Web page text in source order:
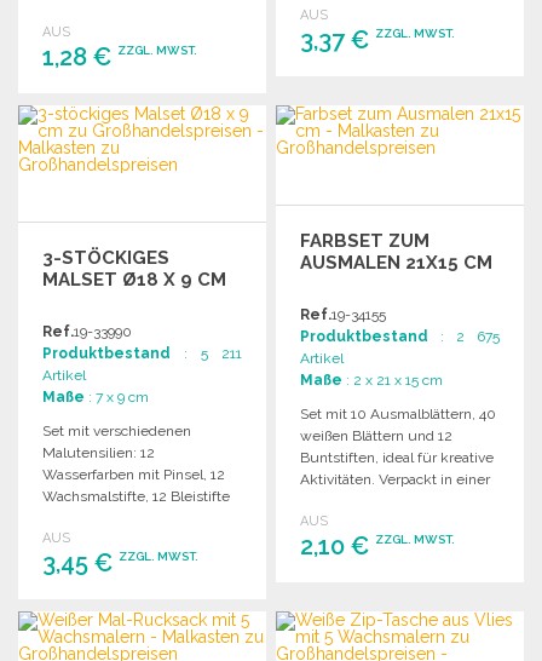
AUS
1,28 € ZZGL. MWST.
BESTELLEN
Angebot anfordern
AUS
3,37 € ZZGL. MWST.
Angebot anfordern
3-STÖCKIGES
MALSET Ø18 X 9 CM
Ref.19-33990
Produktbestand : 5 211
Artikel
Maße : 7 x 9 cm
Set mit verschiedenen
Malutensilien: 12
Wasserfarben mit Pinsel, 12
Wachsmalstifte, 12 Bleistifte
stöckigen Box.
AUS
3,45 € ZZGL. MWST.
BESTELLEN
Angebot anfordern
FARBSET ZUM
AUSMALEN 21X15 CM
Ref.19-34155
Produktbestand : 2 675
Artikel
Maße : 2 x 21 x 15 cm
Set mit 10 Ausmalblättern, 40
weißen Blättern und 12
Buntstiften, ideal für kreative
Aktivitäten. Verpackt in einer
AUS
2,10 € ZZGL. MWST.
Angebot anfordern